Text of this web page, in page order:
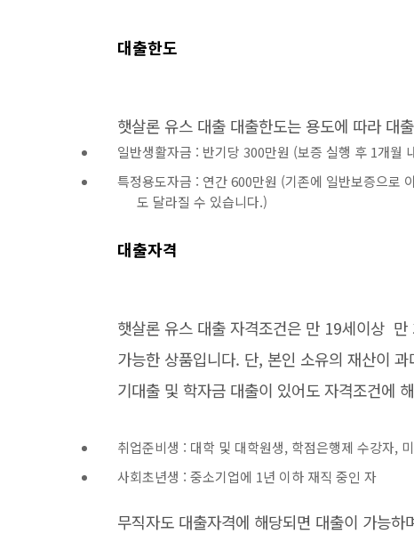
대출한도
햇살론 유스 대출 대출한도는 용도에 따라 대
일반생활자금 : 반기당 300만원 (보증 실행 후 1개월
특정용도자금 : 연간 600만원 (기존에 일반보증으로
도 달라질 수 있습니다.)
대출자격
햇살론 유스 대출 자격조건은 만 19세이상
가능한 상품입니다. 단, 본인 소유의 재산이
기대출 및 학자금 대출이 있어도 자격조건에
취업준비생 : 대학 및 대학원생, 학점은행제 수강자,
사회초년생 : 중소기업에 1년 이하 재직 중인 자
무직자도 대출자격에 해당되면 대출이 가능